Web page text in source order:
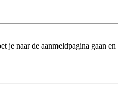
je naar de aanmeldpagina gaan